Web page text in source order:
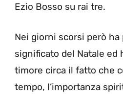
Ezio Bosso su rai tre.
Nei giorni scorsi però ha
significato del Natale ed
timore circa il fatto che
tempo, l’importanza